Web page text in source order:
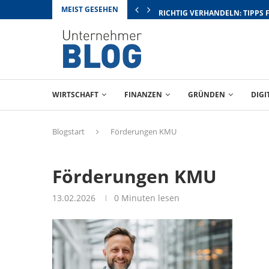
MEIST GESEHEN RICHTIG VERHANDELN: TIPPS
WIRTSCHAFT FINANZEN GRÜNDEN
Blogstart Förderungen KMU
Förderungen KMU
13.02.2026 0 Minuten lesen